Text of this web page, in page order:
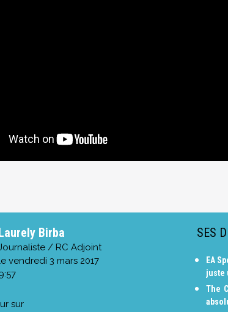
Birba
/ RC Adjoint
vendredi 3 mars 2017
sur
SES
EA
juste
The